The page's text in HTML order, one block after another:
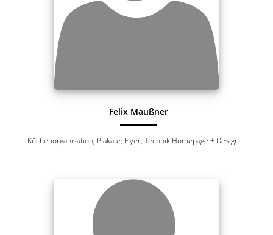
Felix Maußner
Küchenorganisation, Plakate, Flyer, Technik Homepage + Design